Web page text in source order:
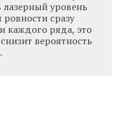
лазерный уровень
сразу
каждого ряда, это
вероятность